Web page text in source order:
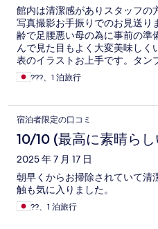
館内は清潔感がありスタッフの
写真撮影お手振りでのお見送り
齢で足腰悪い母の為に事前の準
んで見た目もよく大変美味しく
表のイラストお上手です。タン
なりました。
???、1 泊旅行
宿泊者限定の口コミ
10/10 (最高に素晴ら
2025 年 7 月 17 日
朝早くからお掃除されていて清
触も気に入りました。
??、1 泊旅行